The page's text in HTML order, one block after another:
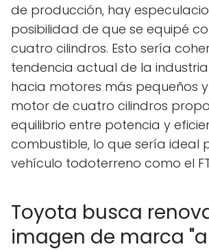
de producción, hay
posibilidad de que se equipé
cuatro cilindros. Esto sería
tendencia actual de la
hacia motores más pequeños y
motor de cuatro cilindros
equilibrio entre potencia y
combustible, lo que sería ideal
vehículo todoterreno como el
Toyota busca
imagen de marca